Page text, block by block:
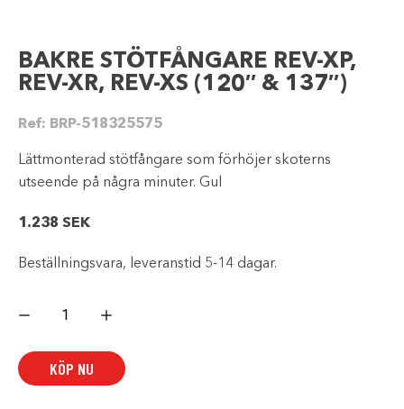
BAKRE STÖTFÅNGARE REV-XP,
REV-XR, REV-XS (120″ & 137″)
Ref: BRP-518325575
Lättmonterad stötfångare som förhöjer skoterns
utseende på några minuter. Gul
1.238 SEK
Beställningsvara, leveranstid 5-14 dagar.
STÖTFÅNGARE
REV-
XR,
REV-
KÖP NU